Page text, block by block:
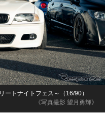
《写真撮影 望月勇輝》
ートナイトフェス～（16/90）